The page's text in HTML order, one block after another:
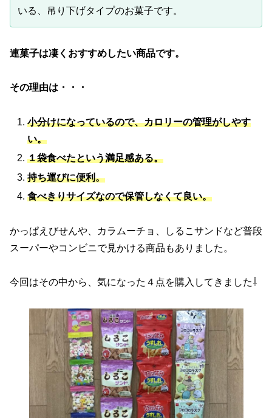
いる、吊り下げタイプのお菓子です。
連菓子は凄くおすすめしたい商品です。
その理由は・・・
小分けになっているので、カロリーの管理がしやす
い。
１袋食べたという満足感ある。
持ち運びに便利。
食べきりサイズなので保管しなくて良い。
かっぱえびせんや、カラムーチョ、しるこサンドなど普段
スーパーやコンビニで見かける商品もありました。
今回はその中から、気になった４点を購入してきました⇩